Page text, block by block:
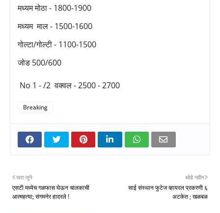
मध्यम मोठा - 1800-1900
मध्यम माल - 1500-1600
गोल्टा/गोल्टी - 1100-1500
जोड 500/600
No 1 - /2वक्वल -2500 - 2700
Breaking
थोडे नवीन
साई संस्थान फुटेज व्हायरल प्रकरणी ६
अटकेत ; खळबळ
जरा जुने
एसटी मध्येच गळफास घेऊन चालकाची
आत्महत्या; संगमनेर हादरले !